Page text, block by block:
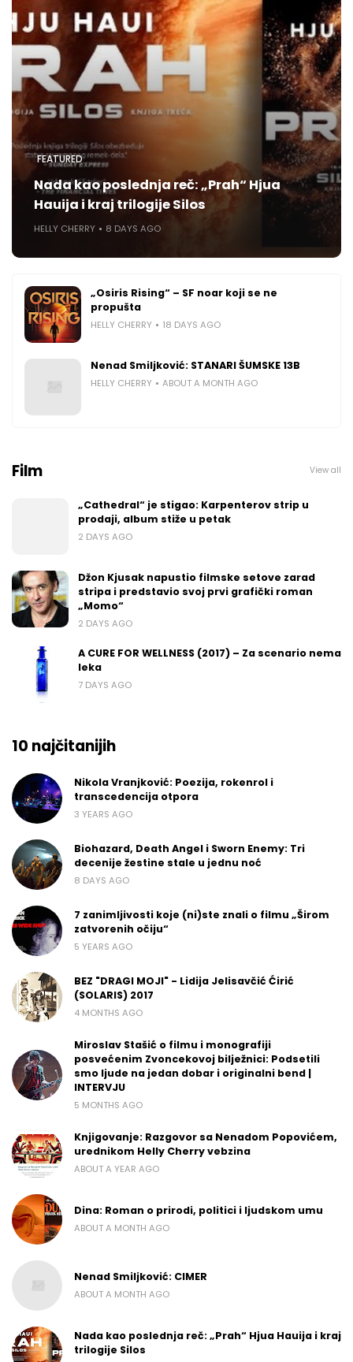
FEATURED
Nada kao poslednja reč: „Prah“ Hjua
Hauija i kraj trilogije Silos
HELLY CHERRY 8 DAYS AGO
„Osiris Rising“ – SF noar koji se ne
propušta
HELLY CHERRY 18 DAYS AGO
Nenad Smiljković: STANARI ŠUMSKE 13B
HELLY CHERRY ABOUT A MONTH AGO
Film View all
„Cathedral“ je stigao: Karpenterov strip u
prodaji, album stiže u petak
2 DAYS AGO
Džon Kjusak napustio filmske setove zarad
stripa i predstavio svoj prvi grafički roman
„Momo“
2 DAYS AGO
A CURE FOR WELLNESS (2017) – Za scenario nema
leka
7 DAYS AGO
10 najčitanijih
Nikola Vranjković: Poezija, rokenrol i
transcedencija otpora
3 YEARS AGO
Biohazard, Death Angel i Sworn Enemy: Tri
decenije žestine stale u jednu noć
8 DAYS AGO
7 zanimljivosti koje (ni)ste znali o filmu „Širom
zatvorenih očiju“
5 YEARS AGO
BEZ "DRAGI MOJI" - Lidija Jelisavčić Ćirić
(SOLARIS) 2017
4 MONTHS AGO
Miroslav Stašić o filmu i monografiji
posvećenim Zvoncekovoj bilježnici: Podsetili
smo ljude na jedan dobar i originalni bend |
INTERVJU
5 MONTHS AGO
Knjigovanje: Razgovor sa Nenadom Popovićem,
urednikom Helly Cherry vebzina
ABOUT A YEAR AGO
Dina: Roman o prirodi, politici i ljudskom umu
ABOUT A MONTH AGO
Nenad Smiljković: CIMER
ABOUT A MONTH AGO
Nada kao poslednja reč: „Prah“ Hjua Hauija i kraj
trilogije Silos